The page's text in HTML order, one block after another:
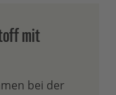
mit
bei der